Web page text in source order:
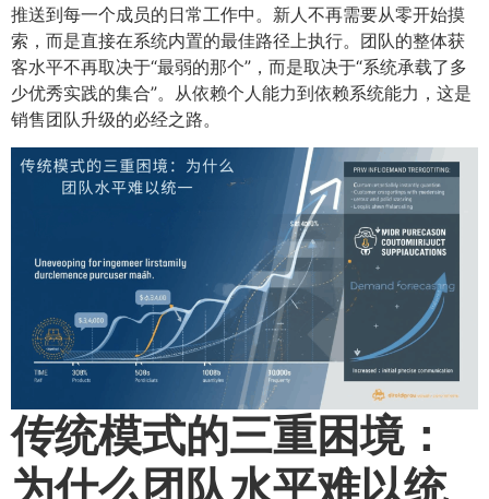
推送到每一个成员的日常工作中。新人不再需要从零开始摸
索，而是直接在系统内置的最佳路径上执行。团队的整体获
客水平不再取决于“最弱的那个”，而是取决于“系统承载了多
少优秀实践的集合”。从依赖个人能力到依赖系统能力，这是
销售团队升级的必经之路。
传统模式的三重困境：
为什么团队水平难以统